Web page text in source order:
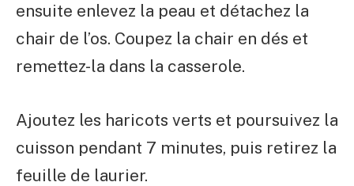
ensuite enlevez la peau et détachez la
chair de l’os. Coupez la chair en dés et
remettez-la dans la casserole.
Ajoutez les haricots verts et poursuivez la
cuisson pendant 7 minutes, puis retirez la
feuille de laurier.